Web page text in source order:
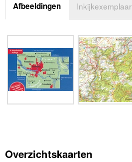
Afbeeldingen Inkijkexemplaar
Overzichtskaarten